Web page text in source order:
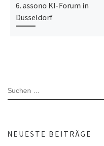
6. assono KI-Forum in
Düsseldorf
SUCHE
NEUESTE BEITRÄGE